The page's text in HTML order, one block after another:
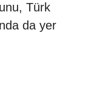
Türk
da yer